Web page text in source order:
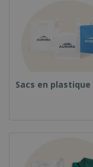
Sacs en plastique